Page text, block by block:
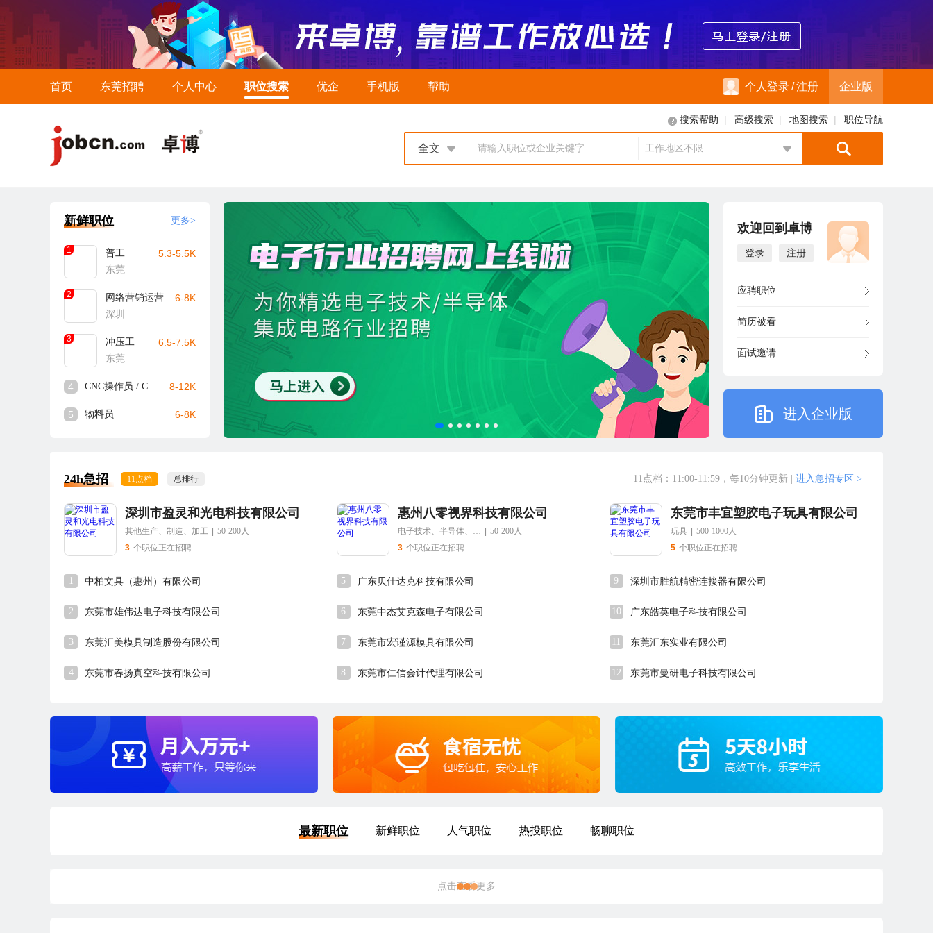
首页 东莞招聘 个人中心 职位搜索 优企 手机版 帮助 个人登录/注册 企业版
搜索帮助 | 高级搜索 | 地图搜索 | 职位导航
请输入职位或企业关键字
全文 工作地区不限
新鲜职位 更多>
1
普工
东莞
5.3-5.5K
2
网络营销运营
深圳
6-8K
3
冲压工
东莞
6.5-7.5K
4 CNC操作员 / CNC师傅 8-12K
5 物料员 6-8K
欢迎回到卓博
登录 注册
应聘职位
简历被看
面试邀请
进入企业版
24h急招 11点档 总排行 11点档：11:00-11:59，每10分钟更新 进入急招专区 >
深圳市盈灵和光电科技有限公司
其他生产、制造、加工
50-200人
3 个职位正在招聘
惠州八零视界科技有限公司
电子技术、半导体、集成电路
50-200人
3 个职位正在招聘
东莞市丰宜塑胶电子玩具有限公司
玩具
500-1000人
5 个职位正在招聘
1 中柏文具（惠州）有限公司
2 东莞市雄伟达电子科技有限公司
3 东莞汇美模具制造股份有限公司
4 东莞市春扬真空科技有限公司
5 广东贝仕达克科技有限公司
6 东莞中杰艾克森电子有限公司
7 东莞市宏谨源模具有限公司
8 东莞市仁信会计代理有限公司
9 深圳市胜航精密连接器有限公司
10 广东皓英电子科技有限公司
11 东莞汇东实业有限公司
12 东莞市曼研电子科技有限公司
最新职位 新鲜职位 人气职位 热投职位 畅聊职位
点击查看更多